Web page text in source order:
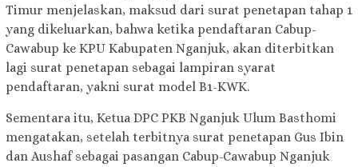
Timur menjelaskan, maksud dari surat penetapan tahap 1
yang dikeluarkan, bahwa ketika pendaftaran Cabup-
Cawabup ke KPU Kabupaten Nganjuk, akan diterbitkan
lagi surat penetapan sebagai lampiran syarat
pendaftaran, yakni surat model B1-KWK.
Sementara itu, Ketua DPC PKB Nganjuk Ulum Basthomi
mengatakan, setelah terbitnya surat penetapan Gus Ibin
dan Aushaf sebagai pasangan Cabup-Cawabup Nganjuk